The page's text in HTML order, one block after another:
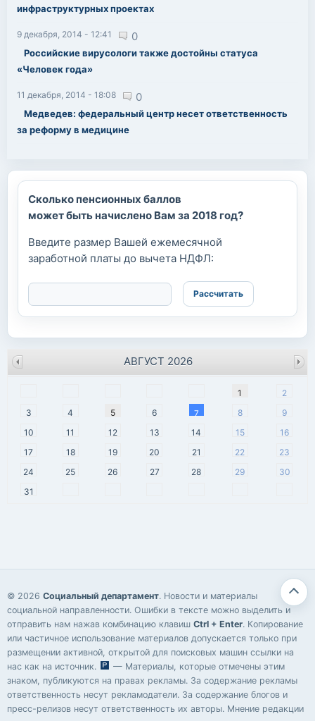
инфраструктурных проектах
9 декабря, 2014 - 12:41 0
Российские вирусологи также достойны статуса
«Человек года»
11 декабря, 2014 - 18:08 0
Медведев: федеральный центр несет ответственность
за реформу в медицине
Сколько пенсионных баллов
может быть начислено Вам за 2018 год?
Введите размер Вашей ежемесячной
заработной платы до вычета НДФЛ:
1
2
3
4 5 6 7 8
9
10
11 12 13 14 15
16
17
18 19 20 21 22
23
24
25 26 27 28 29
30
31
АВГУСТ 2026
© 2026 Социальный департамент. Новости и материалы
социальной направленности. Ошибки в тексте можно выделить и
отправить нам нажав комбинацию клавиш Ctrl + Enter. Копирование
или частичное использование материалов допускается только при
размещении активной, открытой для поисковых машин ссылки на
нас как на источник.
— Материалы, которые отмечены этим
знаком, публикуются на правах рекламы. За содержание рекламы
ответственность несут рекламодатели. За содержание блогов и
пресс-релизов несут ответственность их авторы. Мнение редакции